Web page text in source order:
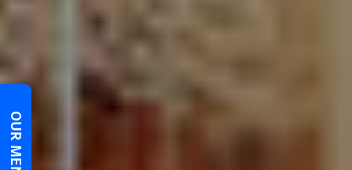
OUR MENU